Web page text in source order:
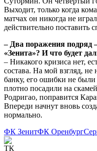
Выходит, только когда
матчах он никогда не
действительно поставить
– Два поражения подряд
«Зенита»? И что будет
– Никакого кризиса нет,
состава. На мой взгляд,
банку, его ошибки не
плотно посадили на
Родригао, поправится
Впереди начнут вновь
нормально.
ФК ЗенитФК Оренбург